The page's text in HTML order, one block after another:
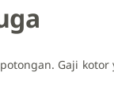
Gaji